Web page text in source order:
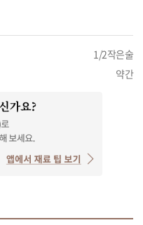
1/2작은술
약간